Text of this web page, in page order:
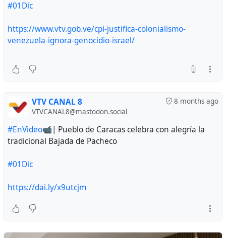
#01Dic
https://www.vtv.gob.ve/cpi-justifica-colonialismo-
venezuela-ignora-genocidio-israel/
8 months ago
VTV CANAL 8
VTVCANAL8@mastodon.social
#EnVideo📹| Pueblo de Caracas celebra con alegría la
tradicional Bajada de Pacheco
#01Dic
https://dai.ly/x9utcjm